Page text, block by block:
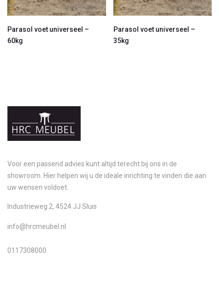
Parasol voet universeel –
60kg
Parasol voet universeel –
35kg
Voor een passend advies kunt altijd terecht bij ons in de
showroom. Hier helpen wij u de ideale inrichting te vinden die aan
uw wensen voldoet.
Industrieweg 2, 4524 JJ Sluis
info@hrcmeubel.nl
0117308000